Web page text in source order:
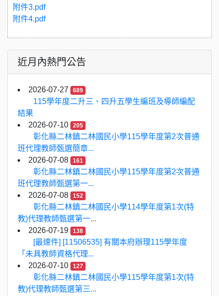
附件3.pdf
附件4.pdf
近月內熱門公告
2026-07-27 689
115學年度二升三、四升五學生編班及導師編配
結果
2026-07-10
205
彰化縣二林鎮二林國民小學115學年度第2次普通
班代理教師甄選簡章...
2026-07-08
161
彰化縣二林鎮二林國民小學115學年度第2次普通
班代理教師甄選第一...
2026-07-08
152
彰化縣二林鎮二林國民小學114學年度第1次(特
教)代理教師甄選第一...
2026-07-19
138
[最速件] [11506535] 有關本府辦理115學年度
「未具教師資格代理...
2026-07-10
127
彰化縣二林鎮二林國民小學115學年度第1次(特
教)代理教師甄選第三...